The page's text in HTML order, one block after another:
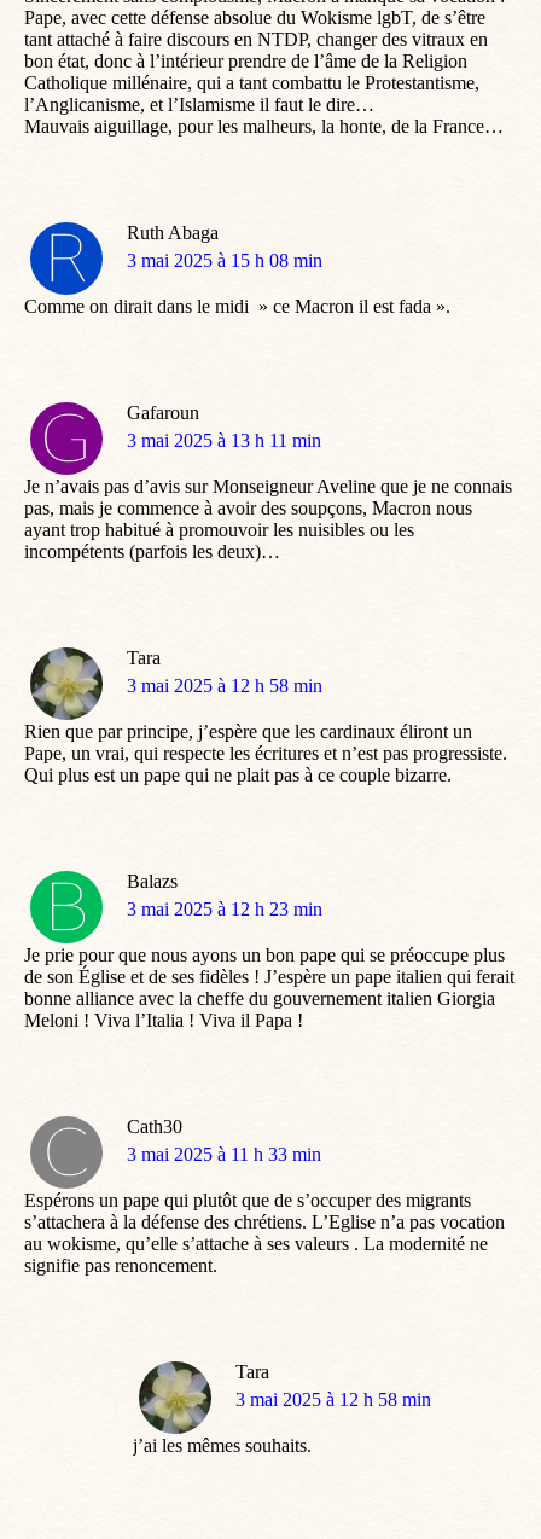
Pape, avec cette défense absolue du Wokisme lgbT, de s’être
tant attaché à faire discours en NTDP, changer des vitraux en
bon état, donc à l’intérieur prendre de l’âme de la Religion
Catholique millénaire, qui a tant combattu le Protestantisme,
l’Anglicanisme, et l’Islamisme il faut le dire…
Mauvais aiguillage, pour les malheurs, la honte, de la France…
Ruth Abaga
dit
3 mai 2025 à 15 h 08 min
Comme on dirait dans le midi » ce Macron il est fada ».
Gafaroun
dit
3 mai 2025 à 13 h 11 min
Je n’avais pas d’avis sur Monseigneur Aveline que je ne connais
pas, mais je commence à avoir des soupçons, Macron nous
ayant trop habitué à promouvoir les nuisibles ou les
incompétents (parfois les deux)…
Tara
dit
3 mai 2025 à 12 h 58 min
Rien que par principe, j’espère que les cardinaux éliront un
Pape, un vrai, qui respecte les écritures et n’est pas progressiste.
Qui plus est un pape qui ne plait pas à ce couple bizarre.
Balazs
dit
3 mai 2025 à 12 h 23 min
Je prie pour que nous ayons un bon pape qui se préoccupe plus
de son Église et de ses fidèles ! J’espère un pape italien qui ferait
bonne alliance avec la cheffe du gouvernement italien Giorgia
Meloni ! Viva l’Italia ! Viva il Papa !
Cath30
dit
3 mai 2025 à 11 h 33 min
Espérons un pape qui plutôt que de s’occuper des migrants
s’attachera à la défense des chrétiens. L’Eglise n’a pas vocation
au wokisme, qu’elle s’attache à ses valeurs . La modernité ne
signifie pas renoncement.
Tara
dit
3 mai 2025 à 12 h 58 min
j’ai les mêmes souhaits.